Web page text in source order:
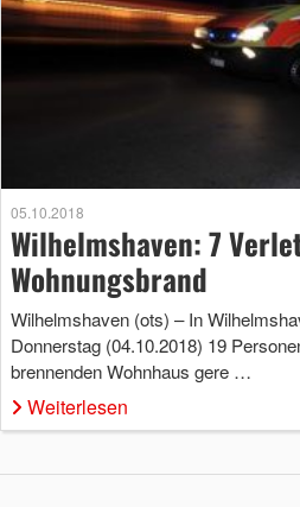
05.10.2018
Wilhelmshaven: 7
Wohnungsbrand
Wilhelmshaven (ots) – In
Donnerstag (04.10.2018) 19
brennenden Wohnhaus gere …
Weiterlesen